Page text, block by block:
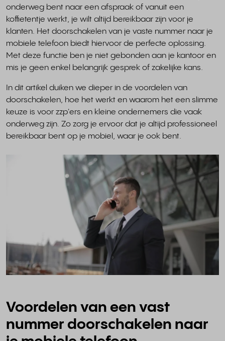
onderweg bent naar een afspraak of vanuit een
koffietentje werkt, je wilt altijd bereikbaar zijn voor je
klanten. Het doorschakelen van je vaste nummer naar je
mobiele telefoon biedt hiervoor de perfecte oplossing.
Met deze functie ben je niet gebonden aan je kantoor en
mis je geen enkel belangrijk gesprek of zakelijke kans.
In dit artikel duiken we dieper in de voordelen van
doorschakelen, hoe het werkt en waarom het een slimme
keuze is voor zzp'ers en kleine ondernemers die vaak
onderweg zijn. Zo zorg je ervoor dat je altijd professioneel
bereikbaar bent op je mobiel, waar je ook bent.
Voordelen van een vast
nummer doorschakelen naar